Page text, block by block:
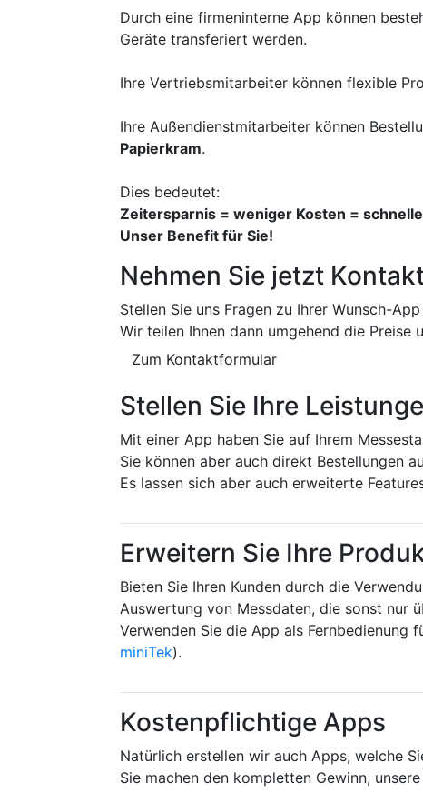
Durch eine firmeninterne App können
Geräte transferiert werden.
Ihre Vertriebsmitarbeiter können flexible
Ihre Außendienstmitarbeiter können
Papierkram.
Dies bedeutet:
Zeitersparnis = weniger Kosten =
Unser Benefit für Sie!
Nehmen Sie jetzt
Stellen Sie uns Fragen zu Ihrer Wunsch-
Wir teilen Ihnen dann umgehend die Preise
Zum Kontaktformular
Stellen Sie Ihre
Mit einer App haben Sie auf Ihrem
Sie können aber auch direkt Bestellungen
Es lassen sich aber auch erweiterte
Erweitern Sie Ihre
Bieten Sie Ihren Kunden durch die
Auswertung von Messdaten, die sonst nur
Verwenden Sie die App als Fernbedienung
miniTek).
Kostenpflichtige Apps
Natürlich erstellen wir auch Apps, welche
Sie machen den kompletten Gewinn,